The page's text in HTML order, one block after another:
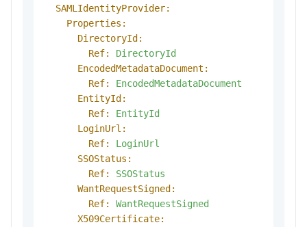
SAMLIdentityProvider:
Properties:
DirectoryId:
Ref:
DirectoryId
EncodedMetadataDocument:
Ref:
EncodedMetadataDocument
EntityId:
Ref:
EntityId
LoginUrl:
Ref:
LoginUrl
SSOStatus:
Ref:
SSOStatus
WantRequestSigned:
Ref:
WantRequestSigned
X509Certificate: